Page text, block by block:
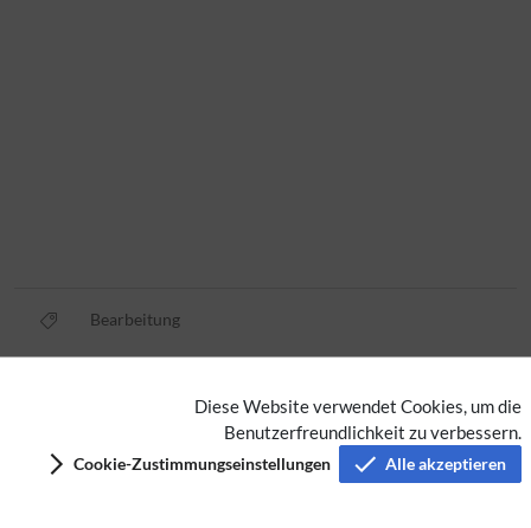
Diese Website verwendet Cookies, um die
Benutzerfreundlichkeit zu verbessern.
Cookie-Zustimmungseinstellungen Alle akzeptieren
Bearbeitung
Nutzungsbedingungen